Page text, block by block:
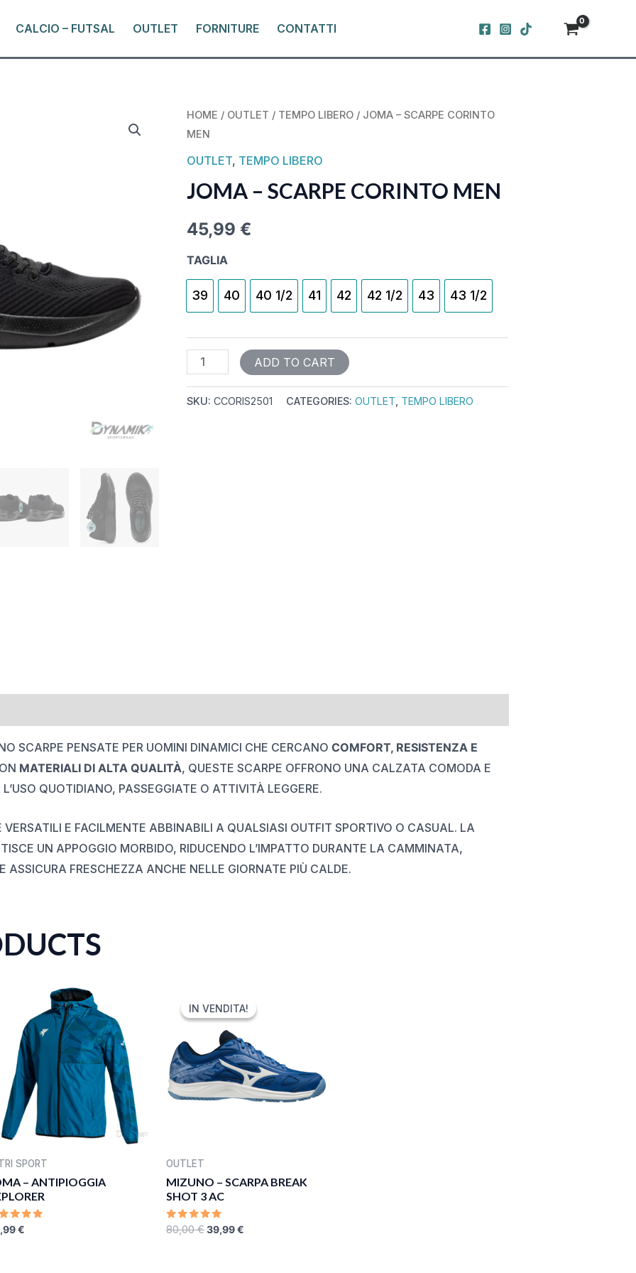
CALCIO – FUTSAL OUTLET FORNITURE CONTATTI
HOME / OUTLET / TEMPO LIBERO / JOMA – SCARPE CORINTO
MEN
OUTLET, TEMPO LIBERO
JOMA – SCARPE CORINTO MEN
45,99 €
TAGLIA
39 40 40 1/2 41 42 42 1/2 43 43 1/2
JOMA
-
SCARPE
MEN
ADD TO CART
SKU:CCORIS2501 CATEGORIES:OUTLET TEMPO LIBERO
SCARPE PENSATE PER UOMINI DINAMICI CHE CERCANO COMFORT, RESISTENZA E
MATERIALI DI ALTA QUALITÀ, QUESTE SCARPE OFFRONO UNA CALZATA COMODA E
QUOTIDIANO, PASSEGGIATE O ATTIVITÀ LEGGERE.
VERSATILI E FACILMENTE ABBINABILI A QUALSIASI OUTFIT SPORTIVO O CASUAL. LA
UN APPOGGIO MORBIDO, RIDUCENDO L’IMPATTO DURANTE LA CAMMINATA,
FRESCHEZZA ANCHE NELLE GIORNATE PIÙ CALDE.
SPORT
– ANTIPIOGGIA
€
IN VENDITA!
IN VENDITA!
OUTLET
MIZUNO – SCARPA BREAK
SHOT 3 AC
RATED
80,00€
PRICE
WAS:
80,00 €.
39,99€
PRICE
IS: